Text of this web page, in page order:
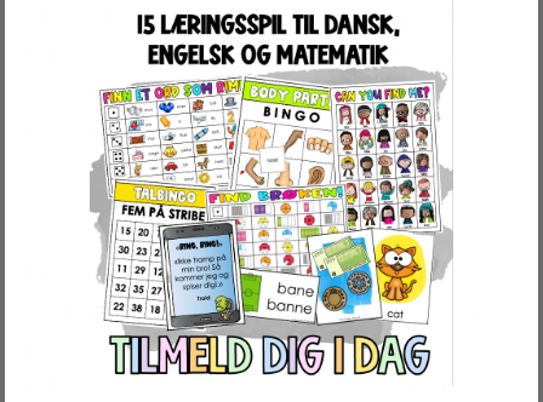
«Læsetekster Fakta» består af en serie
faktatekster, i 3 niveauer, med tilhørende
opgaver. Læseteksterne giver træning i
at samle og forstå information. I
opgaverne må eleverne huske og forstå
den information de har læst.
I niveau 1 er teksten skrevet i enkle
sætninger med en del repeterende sprog.
Informationen er forenklet. I niveau 2 er
teksten delt op i små afsnit, med enkle